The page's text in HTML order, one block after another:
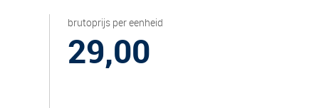
brutoprijs per eenheid
29,00